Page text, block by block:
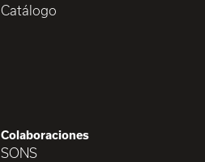
Catálogo
Colaboraciones
SONS